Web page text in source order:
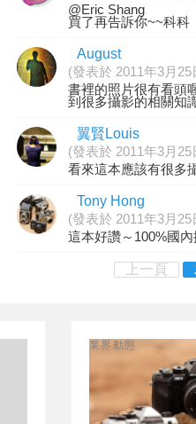
@Eric Shang
買了再告訴你~~科科
August
(發表於 2011年3月25
書裡的照片很有看頭
到很多攝影的相關知
翼賢Louis
(發表於 2011年3月25
看來這本應該有很多
Tony Hong
(發表於 2011年3月25
這本好讚～100%國
上一頁
業界動態